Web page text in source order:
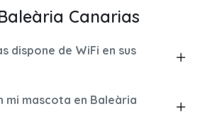
Canarias
dispone de WiFi en sus
mi mascota en Baleària